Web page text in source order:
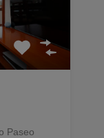
Paseo